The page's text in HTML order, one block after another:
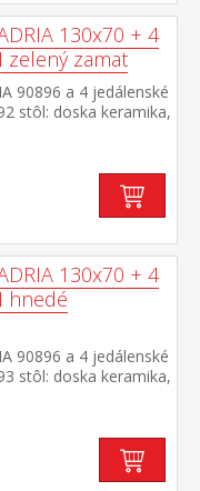
× 75 cm rozmer
× 88 cm130x70 + 4
zelený zamat
90896 a 4 jedálenské
stôl: doska keramika,
farebné
zamatový poťah,
kovová
× 75 cm rozmer
× 88 cm130x70 + 4
hnedé
90896 a 4 jedálenské
stôl: doska keramika,
farebné
poťah brúsená
farebné
konštrukcia,